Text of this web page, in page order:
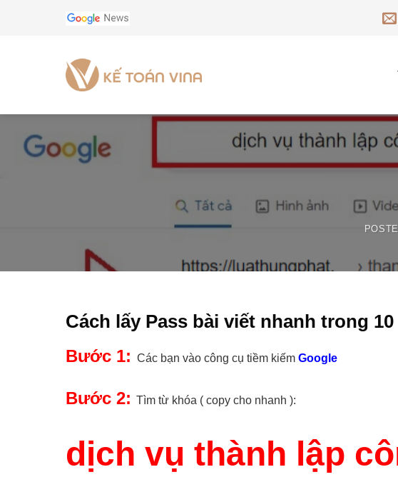
Cách lấy Pass bài viết nhanh trong
Bước 1: Các bạn vào công cụ tiềm kiếm Google
Bước 2: Tìm từ khóa ( copy cho nhanh ):
dịch vụ thành lập